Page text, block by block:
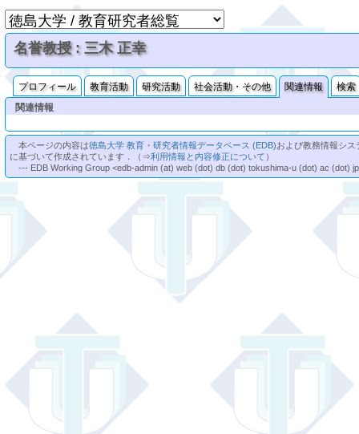
名誉教授 : 三木 正幸
プロフィール 教育活動 研究活動 社会活動・その他 関連情報
検索
関連情報
本ページの内容は徳島大学 教育・研究者情報データベース (EDB)および教務情報シ
に基づいて作成されています．（⇒利用情報と内容修正について ）
--- EDB Working Group <edb-admin (at) web (dot) db (dot) tokushima-u (dot) ac (dot)